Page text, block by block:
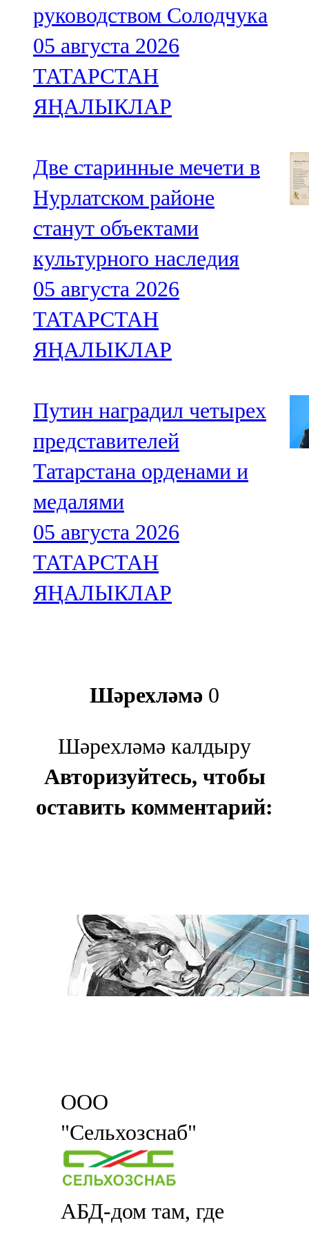
руководством Солодчука
05 августа 2026
ТАТАРСТАН
ЯҢАЛЫКЛАР
Две старинные мечети в
Нурлатском районе
станут объектами
культурного наследия
05 августа 2026
ТАТАРСТАН
ЯҢАЛЫКЛАР
Путин наградил четырех
представителей
Татарстана орденами и
медалями
05 августа 2026
ТАТАРСТАН
ЯҢАЛЫКЛАР
Шәрехләмә 0
Шәрехләмә калдыру
Авторизуйтесь, чтобы
оставить комментарий:
ООО
"Сельхозснаб"
АБД-дом там, где